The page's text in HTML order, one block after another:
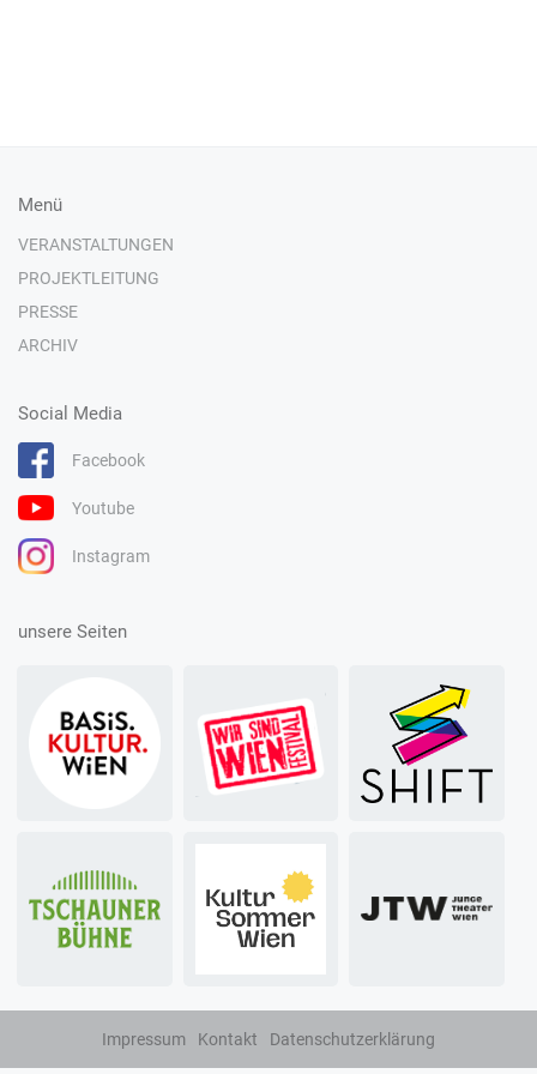
Menü
VERANSTALTUNGEN
PROJEKTLEITUNG
PRESSE
ARCHIV
Social Media
Facebook
Youtube
Instagram
unsere Seiten
Impressum Kontakt Datenschutzerklärung